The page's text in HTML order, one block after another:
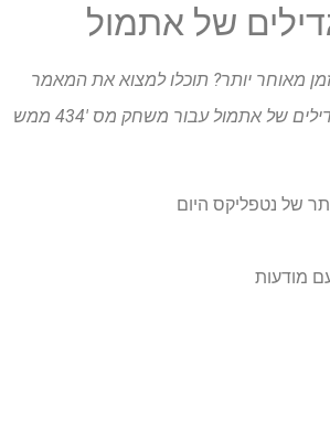
של אתמול
מאוחר יותר? תוכלו למצוא את המאמר
של אתמול עבור
משחק מס '434 ממש
של נטפליקס היום
מודעות